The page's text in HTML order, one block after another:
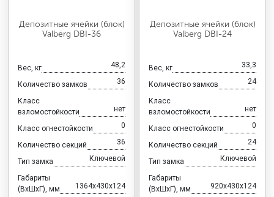
Депозитные ячейки (блок)
Valberg DBI-36
Вес, кг 48,2
Количество замков 36
Класс
взломостойкости
нет
Класс огнестойкости 0
Количество секций 36
Тип замка Ключевой
Габариты
(ВхШхГ), мм
1364x430x124
Депозитные ячейки (блок)
Valberg DBI-24
Вес, кг 33,3
Количество замков 24
Класс
взломостойкости
нет
Класс огнестойкости 0
Количество секций 24
Тип замка Ключевой
Габариты
(ВхШхГ), мм
920x430x124